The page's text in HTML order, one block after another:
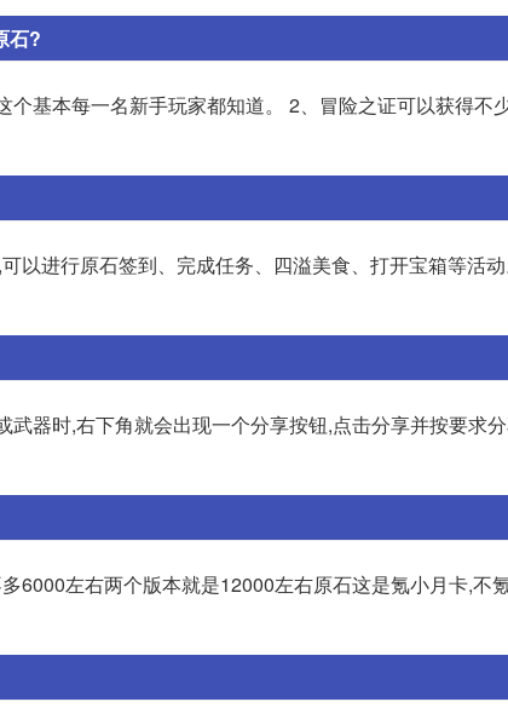
石?
个基本每一名新手玩家都知道。 2、冒险之证可以获得不
以进行原石签到、完成任务、四溢美食、打开宝箱等活
武器时,右下角就会出现一个分享按钮,点击分享并按要求
6000左右两个版本就是12000左右原石这是氪小月卡,不